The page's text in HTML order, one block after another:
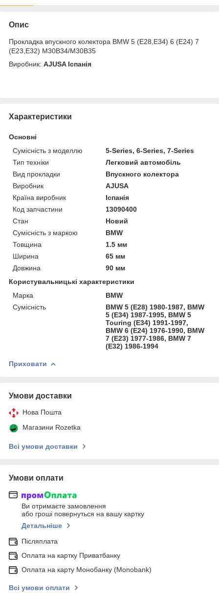
Опис
Прокладка впускного колектора BMW 5 (E28,E34) 6 (E24) 7
(E23,E32) M30B34/M30B35
Виробник: AJUSA Іспанія
Характеристики
Основні
Сумісність з моделлю
5-Series, 6-Series, 7-Series
Тип техніки
Легковий автомобіль
Вид прокладки
Впускного колектора
Виробник
AJUSA
Країна виробник
Іспанія
Код запчастини
13090400
Стан
Новий
Сумісність з маркою
BMW
Товщина
1.5 мм
Ширина
65 мм
Довжина
90 мм
Користувальницькі характеристики
Марка
BMW
Сумісність
BMW 5 (E28) 1980-1987, BMW
5 (E34) 1987-1995, BMW 5
Touring (E34) 1991-1997,
BMW 6 (E24) 1976-1990, BMW
7 (E23) 1977-1986, BMW 7
(E32) 1986-1994
Приховати
Умови доставки
Нова Пошта
Магазини Rozetka
Всі умови доставки
Умови оплати
Ви отримаєте замовлення
або гроші повернуться на вашу картку
Детальніше
Післяплата
Оплата на картку Приватбанку
Оплата на карту Монобанку (Monobank)
Всі умови оплати